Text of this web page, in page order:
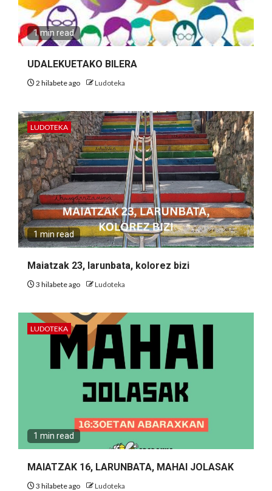
1 min read
UDALEKUETAKO BILERA
2 hilabete ago Ludoteka
LUDOTEKA
1 min read
Maiatzak 23, larunbata, kolorez bizi
3 hilabete ago Ludoteka
LUDOTEKA
1 min read
MAIATZAK 16, LARUNBATA, MAHAI JOLASAK
3 hilabete ago Ludoteka